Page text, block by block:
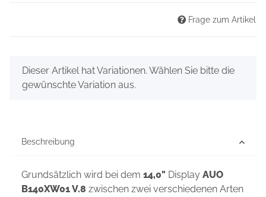
Frage zum Artikel
x
Dieser Artikel hat Variationen. Wählen Sie bitte die
gewünschte Variation aus.
Beschreibung
Grundsätzlich wird bei dem 14,0" Display AUO
B140XW01 V.8 zwischen zwei verschiedenen Arten